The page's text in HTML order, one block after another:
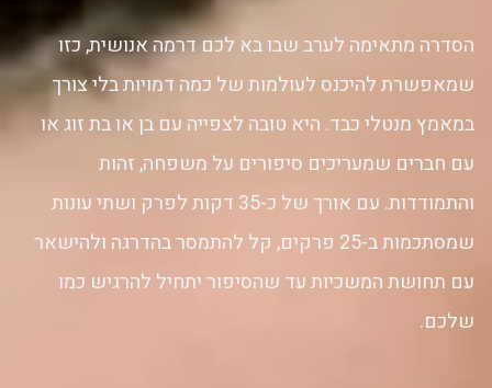
הסדרה מתאימה לערב שבו בא לכם דרמה אנושית, כזו
שמאפשרת להיכנס לעולמות של כמה דמויות בלי צורך
במאמץ מנטלי כבד. היא טובה לצפייה עם בן או בת זוג או
עם חברים שמעריכים סיפורים על משפחה, זהות
והתמודדות. עם אורך של כ-35 דקות לפרק ושתי עונות
שמסתכמות ב-25 פרקים, קל להתמסר בהדרגה ולהישאר
עם תחושת המשכיות עד שהסיפור יתחיל להרגיש כמו
שלכם.